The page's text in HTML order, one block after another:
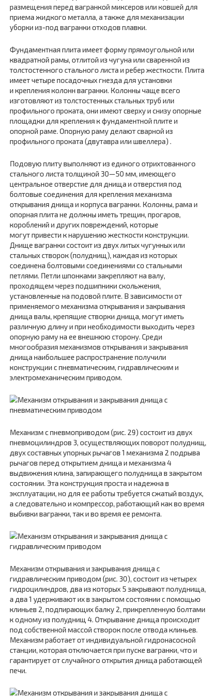
размещения перед вагранкой миксеров или ковшей для
приема жидкого металла, а также для механизации
уборки из-под вагранки отходов плавки.
Фундаментная плита имеет форму прямоугольной или
квадратной рамы, отлитой из чугуна или сваренной из
толстостенного стального листа и ребер жесткости. Плита
имеет четыре посадочных гнезда для установки
и крепления колонн вагранки. Колонны чаще всего
изготовляют из толстостенных стальных труб или
профильного проката, они имеют сверху и снизу опорные
площадки для крепления к фундаментной плите и
опорной раме. Опорную раму делают сварной из
профильного проката (двутавра или швеллера) .
Подовую плиту выполняют из единого отрихтованного
стального листа толщиной 30—50 мм, имеющего
центральное отверстие для днища и отверстия под
болтовые соединения для крепления механизма
открывания днища и корпуса вагранки. Колонны, рама и
опорная плита не должны иметь трещин, прогаров,
короблений и других повреждений, которые
могут привести к нарушению жесткости конструкции.
Днище вагранки состоит из двух литых чугунных или
стальных створок (полуднищ), каждая из которых
соединена болтовыми соединениями со стальными
петлями. Петли шпонками закрепляют на валу,
проходящем через подшипники скольжения,
установленные на подовой плите. В зависимости от
применяемого механизма открывания и закрывания
днища валы, крепящие створки днища, могут иметь
различную длину и при необходимости выходить через
опорную раму на ее внешнюю сторону. Среди
многообразия механизмов открывания и закрывания
днища наибольшее распространение получили
конструкции с пневматическим, гидравлическим и
электромеханическим приводом.
Механизм с пневмоприводом (рис. 29) состоит из двух
пневмоцилиндров 3, осуществляющих поворот полуднищ,
двух составных упорных рычагов 1 механизма 2 подрыва
рычагов перед открытием днища и механизма 4
выдвижения клина, запирающего полуднища в закрытом
состоянии. Эта конструкция проста и надежна в
эксплуатации, но для ее работы требуется сжатый воздух,
а следовательно и компрессор, работающий как во время
выбивки вагранки, так и во время ее ремонта.
Механизм открывания и закрывания днища с
гидравлическим приводом (рис. 30), состоит из четырех
гидроцилиндров, два из которых 5 закрывают полуднища,
а два 1 удерживают их в закрытом состоянии с помощью
клиньев 2, подпирающих балку 2, прикрепленную болтами
к одному из полуднищ 4. Открывание днища происходит
под собственной массой створок после отвода клиньев.
Механизм работает от индивидуальной гидронасосной
станции, которая отключается при пуске вагранки, что и
гарантирует от случайного открытия днища работающей
печи.